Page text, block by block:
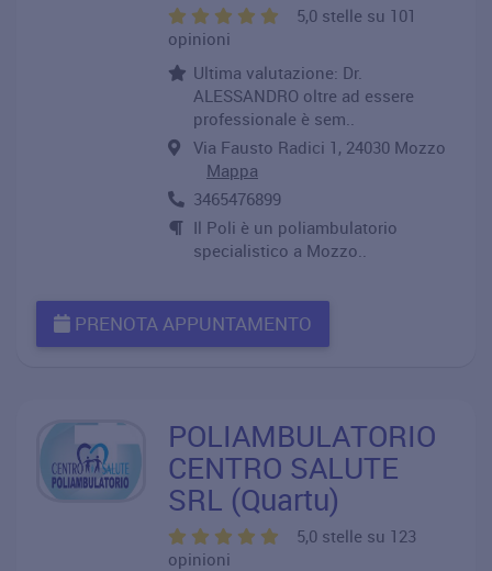
5,0 stelle su 101
opinioni
Ultima valutazione: Dr.
ALESSANDRO oltre ad essere
professionale è sem..
Via Fausto Radici 1, 24030 Mozzo
Mappa
3465476899
Il Poli è un poliambulatorio
specialistico a Mozzo..
PRENOTA APPUNTAMENTO
POLIAMBULATORIO
CENTRO SALUTE
SRL (Quartu)
5,0 stelle su 123
opinioni